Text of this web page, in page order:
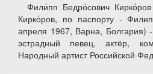
Фили́пп Бедро́сович
Кирко́ров, по паспорту -
апреля 1967, Варна, Болгария) -
эстрадный певец, актёр,
Народный артист Российской